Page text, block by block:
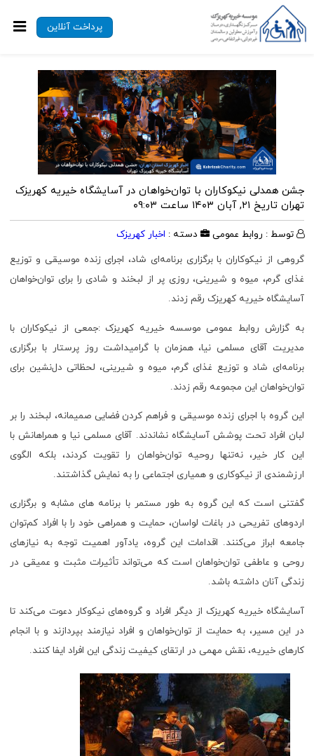
پرداخت آنلاین
جشن همدلی نیکوکاران با توان‌خواهان در آسایشگاه خیریه کهریزک
تهرانتاریخ ۲۱, آبان ۱۴۰۳ ساعت ۰۹:۰۳
توسط : روابط عمومی دسته : اخبار کهریزک
گروهی از نیکوکاران با برگزاری برنامه‌ای شاد، اجرای زنده موسیقی و توزیع
غذای گرم، میوه و شیرینی، روزی پر از لبخند و شادی را برای توان‌خواهان
آسایشگاه خیریه کهریزک رقم زدند.
به گزارش روابط عمومی موسسه خیریه کهریزک :جمعی از نیکوکاران با
مدیریت آقای مسلمی نیا، همزمان با گرامیداشت روز پرستار با برگزاری
برنامه‌ای شاد و توزیع غذای گرم، میوه و شیرینی، لحظاتی دل‌نشین برای
توان‌خواهان این مجموعه رقم زدند.
این گروه با اجرای زنده موسیقی و فراهم کردن فضایی صمیمانه، لبخند را بر
لبان افراد تحت پوشش آسایشگاه نشاندند. آقای مسلمی نیا و همراهانش با
این کار خیر، نه‌تنها روحیه توان‌خواهان را تقویت کردند، بلکه الگوی
ارزشمندی از نیکوکاری و همیاری اجتماعی را به نمایش گذاشتند.
گفتنی است که این گروه به طور مستمر با برنامه های مشابه و برگزاری
اردوهای تفریحی در باغات لواسان، حمایت و همراهی خود را با افراد کم‌توان
جامعه ابراز می‌کنند. اقدامات این گروه، یادآور اهمیت توجه به نیازهای
روحی و عاطفی توان‌خواهان است که می‌تواند تأثیرات مثبت و عمیقی در
زندگی آنان داشته باشد.
آسایشگاه خیریه کهریزک از دیگر افراد و گروه‌های نیکوکار دعوت می‌کند تا
در این مسیر، به حمایت از توان‌خواهان و افراد نیازمند بپردازند و با انجام
کارهای خیریه، نقش مهمی در ارتقای کیفیت زندگی این افراد ایفا کنند.